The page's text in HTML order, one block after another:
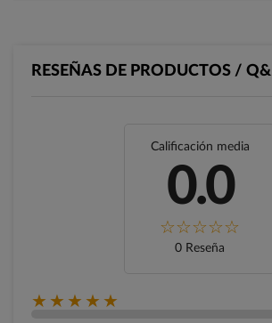
RESEÑAS DE PRODUCTOS /
Calificación media
0.0
0 Reseña
★★★★★